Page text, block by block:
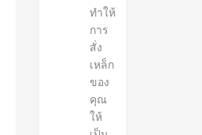
ทำให้
การ
สั่ง
เหล็ก
ของ
คุณ
ให้